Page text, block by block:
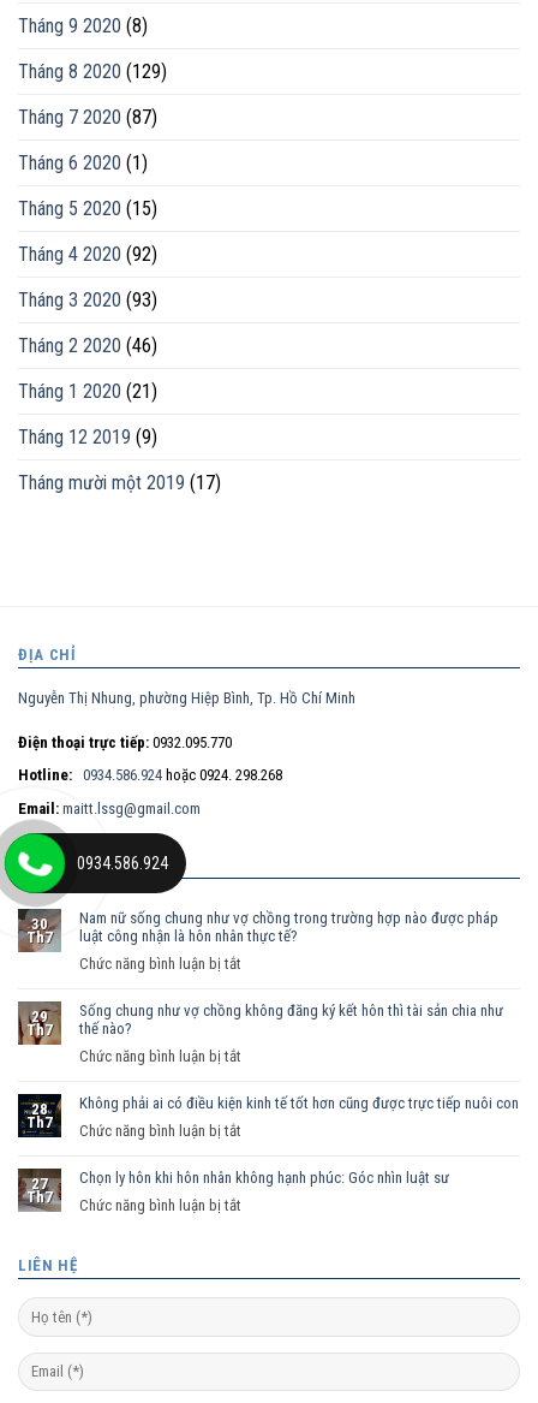
Tháng 9 2020 (8)
Tháng 8 2020 (129)
Tháng 7 2020 (87)
Tháng 6 2020 (1)
Tháng 5 2020 (15)
Tháng 4 2020 (92)
Tháng 3 2020 (93)
Tháng 2 2020 (46)
Tháng 1 2020 (21)
Tháng 12 2019 (9)
Tháng mười một 2019 (17)
ĐỊA CHỈ
Nguyễn Thị Nhung, phường Hiệp Bình, Tp. Hồ Chí Minh
Điện thoại trực tiếp: 0932.095.770
Hotline: 0934.586.924 hoặc 0924. 298.268
Email: maitt.lssg@gmail.com
BÀI VIẾT MỚI
30
Th7
Nam nữ sống chung như vợ chồng trong trường hợp nào được pháp
luật công nhận là hôn nhân thực tế?
Chức năng bình luận bị tắt
nữ
vợ
trường
pháp
luật
hôn
29
Th7
Sống chung như vợ chồng không đăng ký kết hôn thì tài sản chia như
thế nào?
Chức năng bình luận bị tắt
chung
chồng
hôn
chia
28
Th7
Không phải ai có điều kiện kinh tế tốt hơn cũng được trực tiếp nuôi con
Chức năng bình luận bị tắt
phải
kiện
kinh
cũng
27
Th7
Chọn ly hôn khi hôn nhân không hạnh phúc: Góc nhìn luật sư
Chức năng bình luận bị tắt
hôn
khi
nhân
hạnh
LIÊN HỆ
0934.586.924